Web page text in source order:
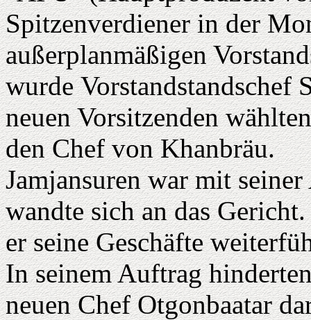
Spitzenverdiener in der
außerplanmäßigen
wurde Vorstandstandschef
neuen Vorsitzenden
den Chef von Khanbräu.
Jamjansuren war mit
wandte sich an das
er seine Geschäfte
In seinem Auftrag
neuen Chef Otgonbaatar